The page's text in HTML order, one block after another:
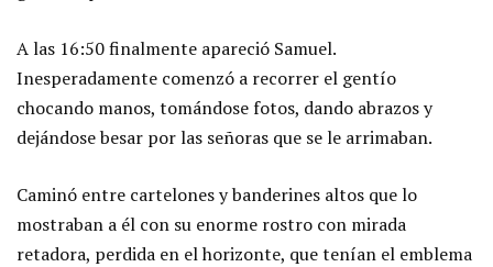
A las 16:50 finalmente apareció Samuel.
Inesperadamente comenzó a recorrer el gentío
chocando manos, tomándose fotos, dando abrazos y
dejándose besar por las señoras que se le arrimaban.
Caminó entre cartelones y banderines altos que lo
mostraban a él con su enorme rostro con mirada
retadora, perdida en el horizonte, que tenían el emblema